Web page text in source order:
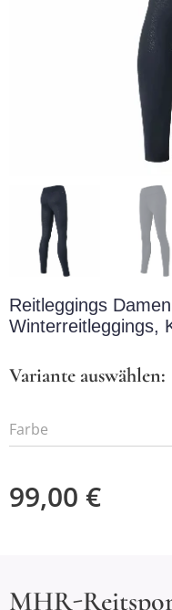
Reitleggings
Winterreitleggings,
Variante auswählen:
Farbe
99,00 €
MHR-